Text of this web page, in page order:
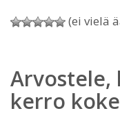
(ei vielä
kerro